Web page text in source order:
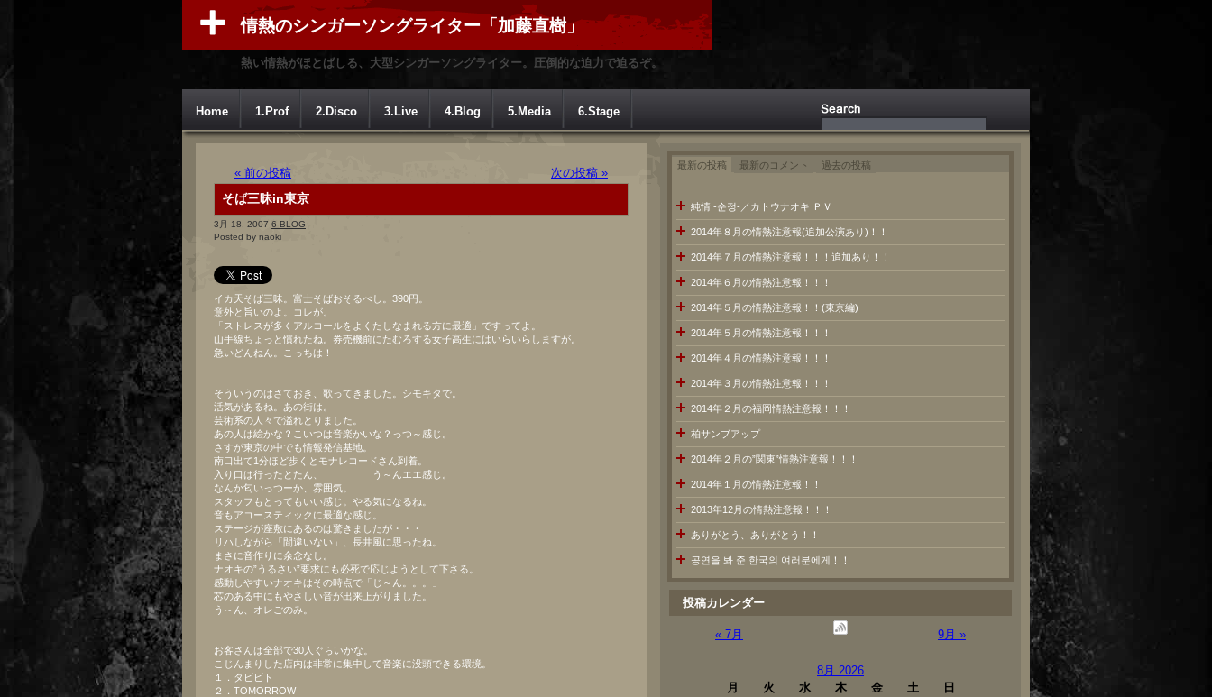
情熱のシンガーソングライター「加藤直樹」
熱い情熱がほとばしる、大型シンガーソングライター。圧倒的な迫力で迫るぞ。
Home 1.Prof 2.Disco 3.Live 4.Blog 5.Media 6.Stage
« 前の投稿 次の投稿 »
そば三昧in東京
3月 18, 2007 6-BLOG
Posted by naoki
イカ天そば三昧。富士そばおそるべし。390円。
意外と旨いのよ。コレが。
「ストレスが多くアルコールをよくたしなまれる方に最適」ですってよ。
山手線ちょっと慣れたね。券売機前にたむろする女子高生にはいらいらしますが。
急いどんねん。こっちは！
そういうのはさておき、歌ってきました。シモキタで。
活気があるね。あの街は。
芸術系の人々で溢れとりました。
あの人は絵かな？こいつは音楽かいな？っつ～感じ。
さすが東京の中でも情報発信基地。
南口出て1分ほど歩くとモナレコードさん到着。
入り口は行ったとたん、 う～んエエ感じ。
なんか匂いっつーか、雰囲気。
スタッフもとってもいい感じ。やる気になるね。
音もアコースティックに最適な感じ。
ステージが座敷にあるのは驚きましたが・・・
リハしながら「間違いない」、長井風に思ったね。
まさに音作りに余念なし。
ナオキの”うるさい”要求にも必死で応じようとして下さる。
感動しやすいナオキはその時点で「じ～ん。。。」
芯のある中にもやさしい音が出来上がりました。
う～ん、オレごのみ。
お客さんは全部で30人ぐらいかな。
こじんまりした店内は非常に集中して音楽に没頭できる環境。
１．タビビト
２．TOMORROW
最新の投稿 最新のコメント 過去の投稿
純情 -순정-／カトウナオキ ＰＶ
2014年８月の情熱注意報(追加公演あり)！！
2014年７月の情熱注意報！！！追加あり！！
2014年６月の情熱注意報！！！
2014年５月の情熱注意報！！(東京編)
2014年５月の情熱注意報！！！
2014年４月の情熱注意報！！！
2014年３月の情熱注意報！！！
2014年２月の福岡情熱注意報！！！
柏サンブアップ
2014年２月の”関東”情熱注意報！！！
2014年１月の情熱注意報！！
2013年12月の情熱注意報！！！
ありがとう、ありがとう！！
공연을 봐 준 한국의 여러분에게！！
投稿カレンダー
« 7月 9月 »
8月 2026
月
火 水 木 金 土
日